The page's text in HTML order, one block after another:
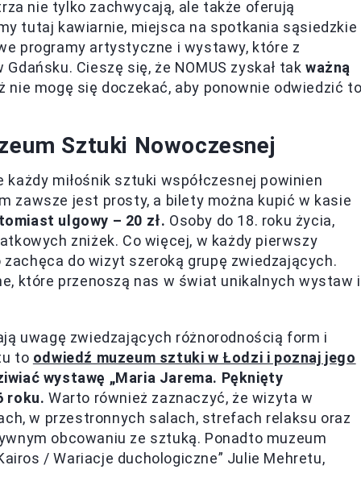
nie tylko zachwycają, ale także oferują
tutaj kawiarnie, miejsca na spotkania sąsiedzkie
programy artystyczne i wystawy, które z
Cieszę się, że NOMUS zyskał tak ważną
nie mogę się doczekać, aby ponownie odwiedzić
Sztuki Nowoczesnej
miłośnik sztuki współczesnej powinien
zawsze jest prosty, a bilety można kupić w kasie
ulgowy – 20 zł. Osoby do 18. roku życia,
zniżek. Co więcej, w każdy pierwszy
zachęca do wizyt szeroką grupę zwiedzających.
które przenoszą nas w świat unikalnych wystaw i
uwagę zwiedzających różnorodnością form i
to odwiedź muzeum sztuki w Łodzi i poznaj jego
wystawę „Maria Jarema. Pęknięty
roku. Warto również zaznaczyć, że wizyta w
w przestronnych salach, strefach relaksu oraz
obcowaniu ze sztuką. Ponadto muzeum
/ Wariacje duchologiczne” Julie Mehretu,